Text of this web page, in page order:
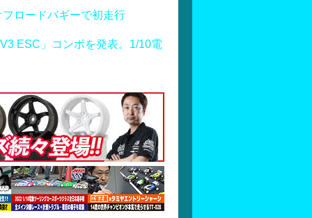
ロードバギーで初走行
ESC」コンボを発表。1/10電